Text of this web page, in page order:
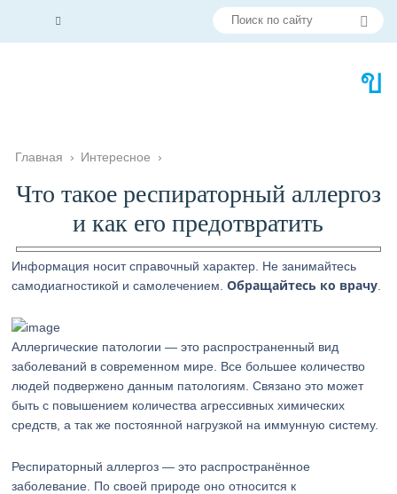
Главная › Интересное ›
Что такое респираторный аллергоз
и как его предотвратить
Информация носит справочный характер. Не занимайтесь
самодиагностикой и самолечением.Обращайтесь ко врачу
Аллергические патологии — это распространенный вид
заболеваний в современном мире. Все большее количество
людей подвержено данным патологиям. Связано это может
быть с повышением количества агрессивных химических
средств, а так же постоянной нагрузкой на иммунную систему.
Респираторный аллергоз — это распространённое
заболевание. По своей природе оно относится к